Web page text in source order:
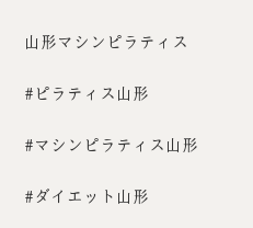
山形マシンピラティス
#ピラティス山形
#マシンピラティス山形
#ダイエット山形